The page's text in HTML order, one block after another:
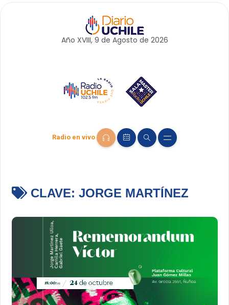
Año XVIII, 9 de Agosto de 2026
Radio en vivo
CLAVE: JORGE MARTÍNEZ